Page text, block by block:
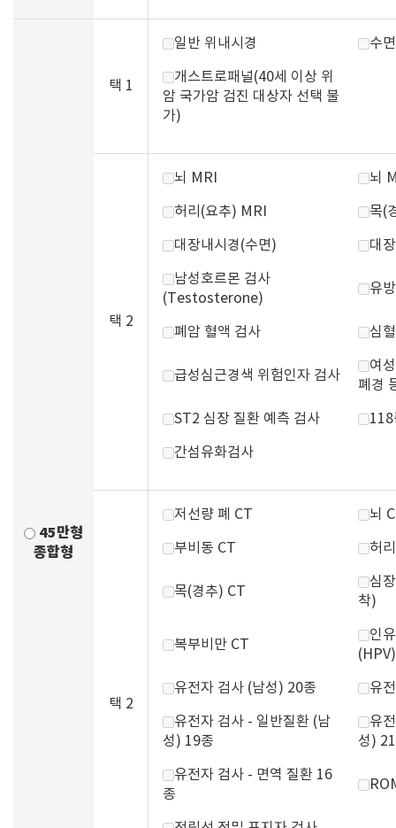
45만형
종합형
택 1
일반 위내시경 수
개스트로패널(40세 이상 위
암 국가암 검진 대상자 선택 불
가)
택 2
뇌 MRI 뇌
허리(요추) MRI 목(
대장내시경(수면) 대
남성호르몬 검사
(Testosterone)
유
폐암 혈액 검사 심
급성심근경색 위험인자 검사
여
폐경
ST2 심장 질환 예측 검사 118
간섬유화검사
택 2
저선량 폐 CT 뇌
부비동 CT 허
목(경추) CT
심
착)
복부비만 CT
인
(HPV)
유전자 검사 (남성) 20종 유
유전자 검사 - 일반질환 (남
성) 19종
유
성)
유전자 검사 - 면역 질환 16
종